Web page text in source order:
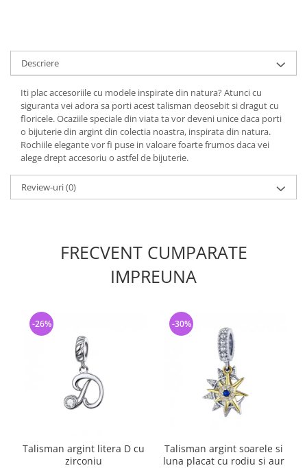
Descriere
Iti plac accesoriile cu modele inspirate din natura? Atunci cu
siguranta vei adora sa porti acest talisman deosebit si dragut cu
floricele. Ocaziile speciale din viata ta vor deveni unice daca porti
o bijuterie din argint din colectia noastra, inspirata din natura.
Rochiile elegante vor fi puse in valoare foarte frumos daca vei
alege drept accesoriu o astfel de bijuterie.
Review-uri(0)
FRECVENT CUMPARATE
IMPREUNA
Talisman argint litera D cu
zirconiu
-26%
Talisman argint soarele si
luna placat cu rodiu si aur
-30%